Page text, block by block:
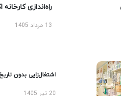
راه‌اندازی
13 مرداد 1405
اشتغال‌زایی بدون تاریخ
20 تیر 1405